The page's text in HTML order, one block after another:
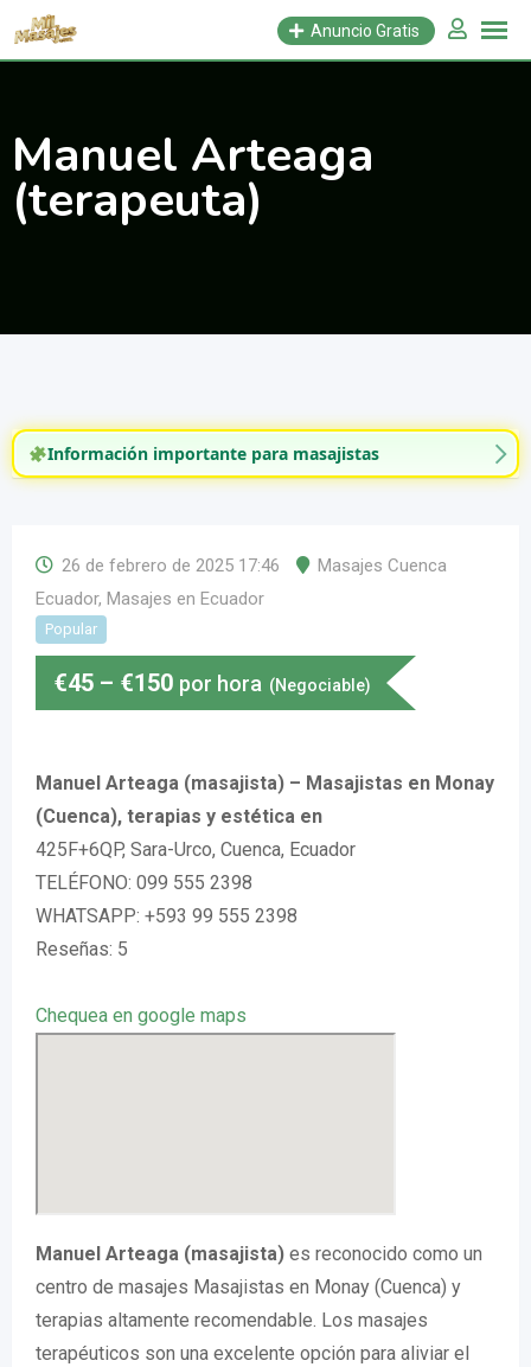
Saltar
Anuncio Gratis
Manuel Arteaga
(terapeuta)
Información importante para masajistas
26 de febrero de 2025 17:46
Masajes Cuenca
Ecuador, Masajes en Ecuador
Popular
€45 – €150 por hora (Negociable)
Manuel Arteaga (masajista) – Masajistas en Monay
(Cuenca), terapias y estética en
425F+6QP, Sara-Urco, Cuenca, Ecuador
TELÉFONO: 099 555 2398
WHATSAPP: +593 99 555 2398
Reseñas: 5
Chequea en google maps
Manuel Arteaga (masajista) es reconocido como un
centro de masajes Masajistas en Monay (Cuenca) y
terapias altamente recomendable. Los masajes
terapéuticos son una excelente opción para aliviar el